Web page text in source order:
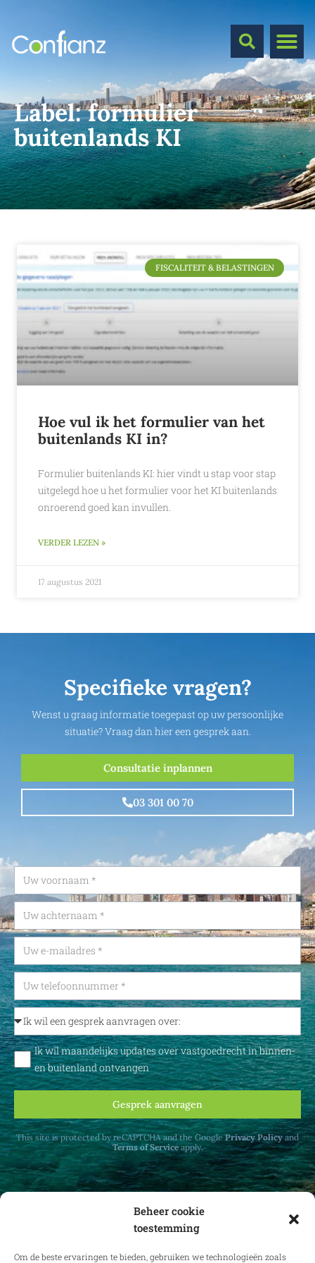
Beheer cookie
toestemming
Om de beste ervaringen te bieden, gebruiken we technologieën zoals
Label:formulier
buitenlands KI
FISCALITEIT & BELASTINGEN
Hoe vul ik het formulier van het
buitenlands KI in?
Formulier buitenlands KI: hier vindt u stap voor stap
uitgelegd hoe u het formulier voor het KI buitenlands
onroerend goed kan invullen.
VERDER LEZEN »
17 augustus 2021
Specifieke vragen?
Wenst u graag informatie toegepast op uw persoonlijke
situatie? Vraag dan hier een gesprek aan.
Consultatie inplannen
03 301 00 70
Ik wil maandelijks updates over vastgoedrecht in binnen-
en buitenland ontvangen
Gesprek aanvragen
This site is protected by reCAPTCHA and the GooglePrivacy Policyand
Terms of Serviceapply.
Ontvang maandelijks updates over
vastgoedrecht in binnen- en buitenland.